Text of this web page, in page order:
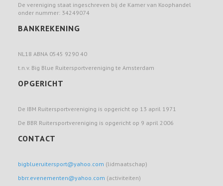
De vereniging staat ingeschreven bij de Kamer van Koophandel
onder nummer: 34249074
BANKREKENING
NL18 ABNA 0545 9290 40
t.n.v. Big Blue Ruitersportvereniging te Amsterdam
OPGERICHT
De IBM Ruitersportvereniging is opgericht op 13 april 1971
De BBR Ruitersportvereniging is opgericht op 9 april 2006
CONTACT
bigblueruitersport@yahoo.com (lidmaatschap)
bbrr.evenementen@yahoo.com (activiteiten)